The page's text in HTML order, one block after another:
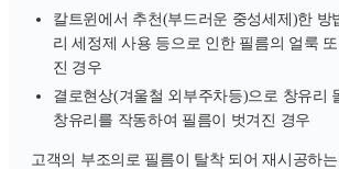
칼트윈에서 추천(부드러운 중성세제)한 방
리 세정제 사용 등으로 인한 필름의 얼룩
진 경우
결로현상(겨울철 외부주차등)으로 창유리
창유리를 작동하여 필름이 벗겨진 경우
고객의 부조의로 필름이 탈착 되어 재시공하